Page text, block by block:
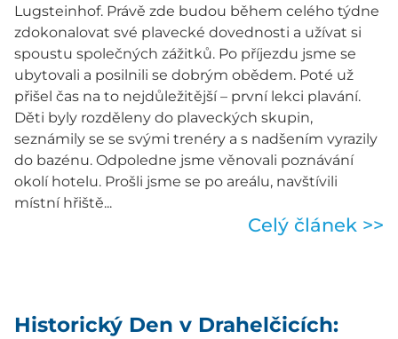
Lugsteinhof. Právě zde budou během celého týdne
zdokonalovat své plavecké dovednosti a užívat si
spoustu společných zážitků. Po příjezdu jsme se
ubytovali a posilnili se dobrým obědem. Poté už
přišel čas na to nejdůležitější – první lekci plavání.
Děti byly rozděleny do plaveckých skupin,
seznámily se se svými trenéry a s nadšením vyrazily
do bazénu. Odpoledne jsme věnovali poznávání
okolí hotelu. Prošli jsme se po areálu, navštívili
místní hřiště...
Celý článek >>
Historický Den v Drahelčicích: